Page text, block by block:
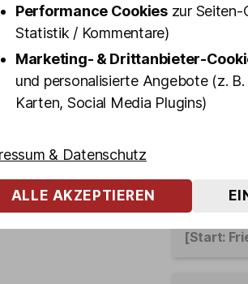
19:00 - 20:40
Kult-
[Start:
Kult-
Kult-
[Start:
Performance Cookieszur Seiten-
Statistik / Kommentare)
Marketing- & Drittanbieter-
und personalisierte Angebote (z.
Karten, Social Media Plugins)
& Datenschutz
ALLE AKZEPTIEREN